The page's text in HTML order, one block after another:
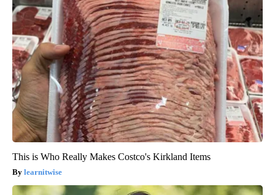
This is Who Really Makes Costco's Kirkland Items
learnitwise